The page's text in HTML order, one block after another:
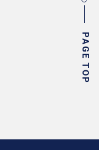
PAGE TOP